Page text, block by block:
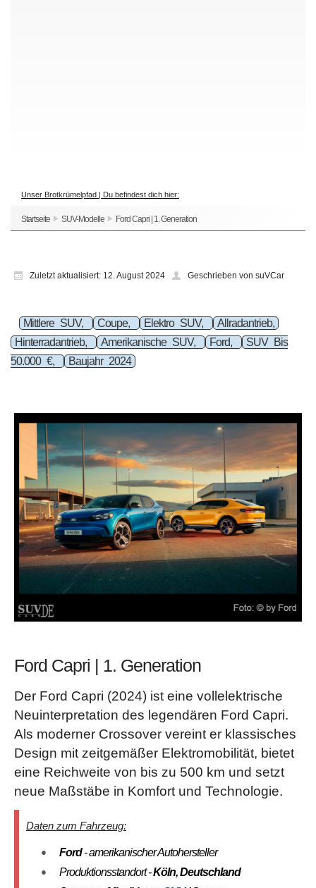
Unser Brotkrümelpfad | Du befindest dich hier:
Startseite SUV-Modelle Ford Capri | 1. Generation
Zuletzt aktualisiert: 12. August 2024 Geschrieben von suVCar
Mittlere SUV, Coupe, Elektro SUV,
Allradantrieb,
Hinterradantrieb,
Amerikanische SUV, Ford,
SUV Bis
50.000 €,
Baujahr 2024
Ford Capri | 1. Generation
Der Ford Capri (2024) ist eine vollelektrische
Neuinterpretation des legendären Ford Capri.
Als moderner Crossover vereint er klassisches
Design mit zeitgemäßer Elektromobilität, bietet
eine Reichweite von bis zu 500 km und setzt
neue Maßstäbe in Komfort und Technologie.
Daten zum Fahrzeug:
Ford- amerikanischer Autohersteller
Produktionsstandort -Köln, Deutschland